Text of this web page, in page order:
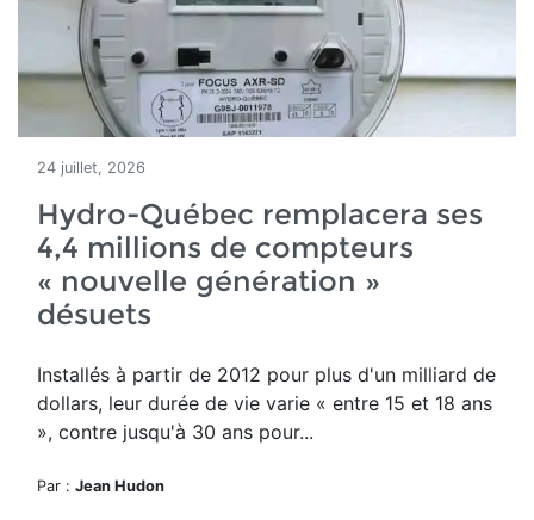
24 juillet, 2026
Hydro-Québec remplacera ses
4,4 millions de compteurs
« nouvelle génération »
désuets
Installés à partir de 2012 pour plus d'un milliard de
dollars, leur durée de vie varie « entre 15 et 18 ans
», contre jusqu'à 30 ans pour...
Par : Jean Hudon